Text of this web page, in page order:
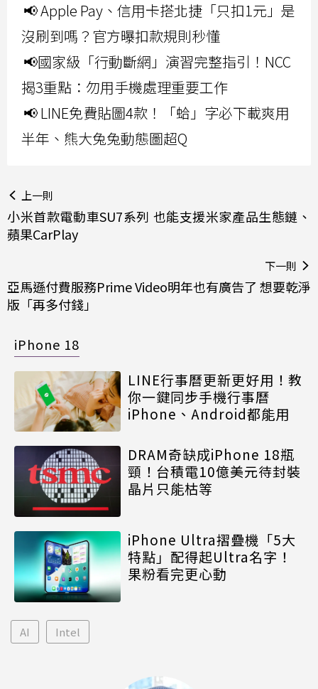
📢 Apple Pay、信用卡搭北捷「只扣1元」是
沒刷到嗎？官方曝扣款規則秒懂
📢國家級「行動斷網」演習完整指引！NCC
揭3重點：勿用手機處理重要工作
📢 LINE免費貼圖4款！「蛤」字必下載爽用
半年、熊大兔兔動態圖超Q
上一則
小米首款電動車SU7系列 也能支援米家產品生態鏈、
蘋果CarPlay
下一則
亞馬遜付費服務Prime Video明年也有廣告了 想要乾淨
版「再多付錢」
iPhone 18
LINE行事曆更新更好用！教
你一鍵同步手機行事曆
iPhone、Android都能用
DRAM奇缺成iPhone 18瓶
頸！台積電10億美元待封裝
晶片只能枯等
iPhone Ultra摺疊機「5大
特點」配得起Ultra名字！
果粉看完更心動
AI Intel